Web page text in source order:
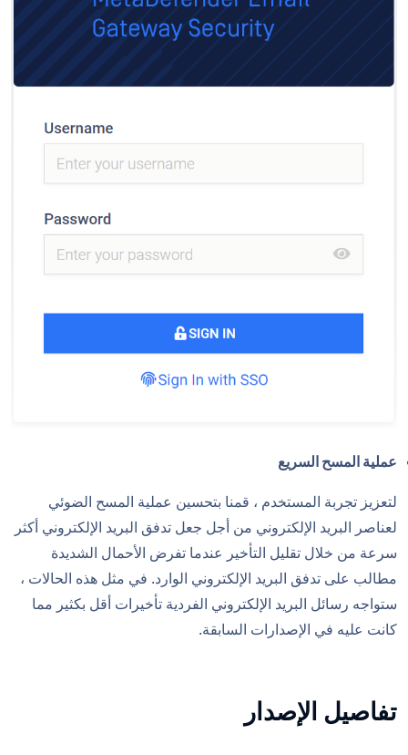
عملية المسح السريع
لتعزيز تجربة المستخدم ، قمنا بتحسين عملية المسح الضوئي
لعناصر البريد الإلكتروني من أجل جعل تدفق البريد الإلكتروني أكثر
سرعة من خلال تقليل التأخير عندما تفرض الأحمال الشديدة
مطالب على تدفق البريد الإلكتروني الوارد. في مثل هذه الحالات ،
ستواجه رسائل البريد الإلكتروني الفردية تأخيرات أقل بكثير مما
كانت عليه في الإصدارات السابقة.
تفاصيل الإصدار